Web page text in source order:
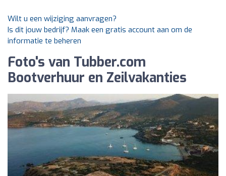
Wilt u een wijziging aanvragen?
Is dit jouw bedrijf? Maak een gratis account aan om de
informatie te beheren
Foto's van Tubber.com
Bootverhuur en Zeilvakanties